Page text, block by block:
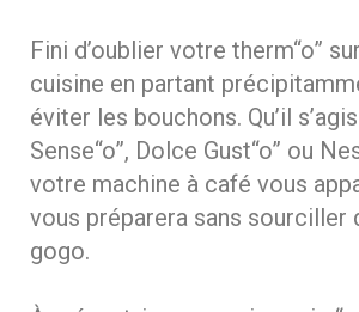
Fini d’oublier votre therm“o”
cuisine en partant
éviter les bouchons. Qu’il
Sense“o”, Dolce Gust“o” ou
votre machine à café vous
vous préparera sans sourciller
gogo.